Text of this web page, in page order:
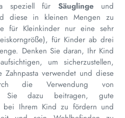
speziell für Säuglinge und
diese in kleinen Mengen zu
für Kleinkinder nur eine sehr
für Kinder ab drei
Denken Sie daran, Ihr Kind
um sicherzustellen,
verwendet und diese
die Verwendung von
Sie dazu beitragen, gute
bei Ihrem Kind zu fördern und